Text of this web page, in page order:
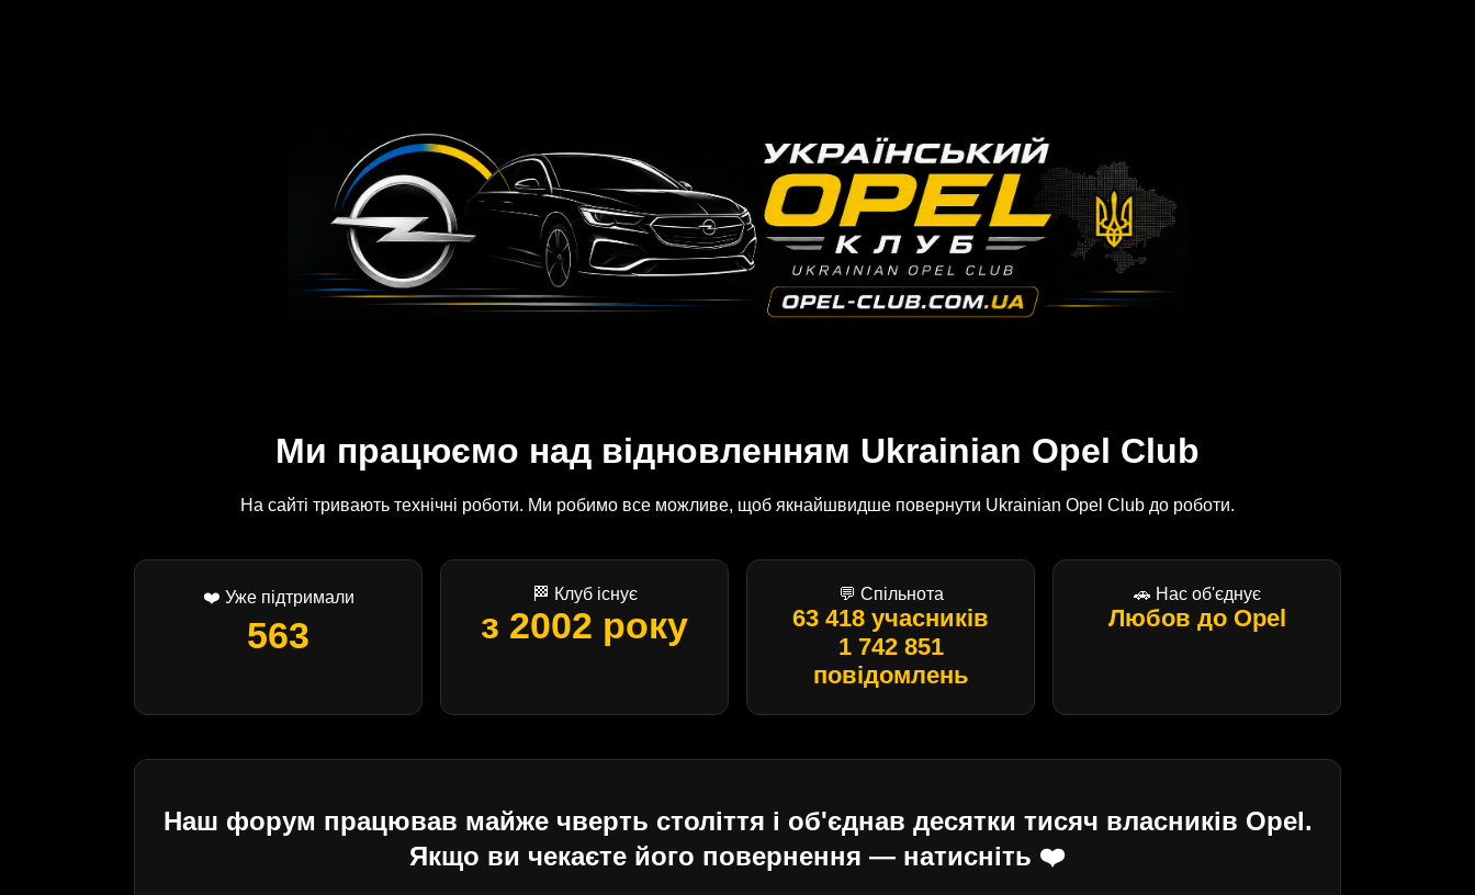
Ми працюємо над відновленням Ukrainian Opel Club
На сайті тривають технічні роботи. Ми робимо все можливе, щоб якнайшвидше повернути Ukrainian Opel Club до роботи.
❤️ Уже підтримали
563
🏁 Клуб існує
з 2002 року
💬 Спільнота
63 418 учасників
1 742 851
повідомлень
🚗 Нас об'єднує
Любов до Opel
Наш форум працював майже чверть століття і об'єднав десятки тисяч власників Opel.
Якщо ви чекаєте його повернення — натисніть ❤️